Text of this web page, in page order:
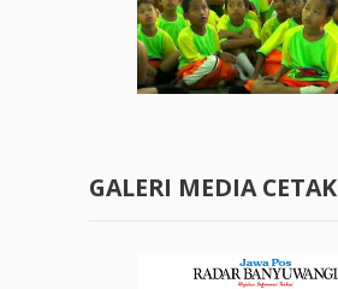
GALERI MEDIA CETAK